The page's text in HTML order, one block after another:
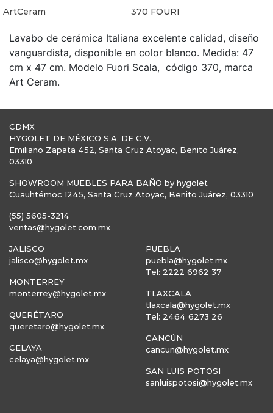
ArtCeram
370 FOURI
Lavabo de cerámica Italiana excelente calidad, diseño
vanguardista, disponible en color blanco. Medida: 47
cm x 47 cm. Modelo Fuori Scala, código 370, marca
Art Ceram.
CDMX
HYGOLET DE MÉXICO S.A. DE C.V.
Emiliano Zapata 452, Santa Cruz Atoyac, Benito Juárez,
03310
SHOWROOM MUEBLES PARA BAÑO by hygolet
Cuauhtémoc 1245, Santa Cruz Atoyac, Benito Juárez, 03310
(55) 5605-3214
ventas@hygolet.com.mx
JALISCO
jalisco@hygolet.mx
MONTERREY
monterrey@hygolet.mx
QUERÉTARO
queretaro@hygolet.mx
CELAYA
celaya@hygolet.mx
PUEBLA
puebla@hygolet.mx
Tel: 2222 6962 37
TLAXCALA
tlaxcala@hygolet.mx
Tel: 2464 6273 26
CANCÚN
cancun@hygolet.mx
SAN LUIS POTOSI
sanluispotosi@hygolet.mx